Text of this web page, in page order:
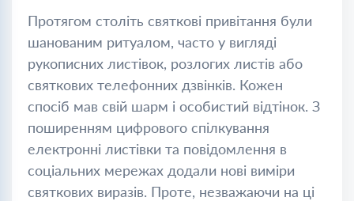
Протягом століть святкові привітання були
шанованим ритуалом, часто у вигляді
рукописних листівок, розлогих листів або
святкових телефонних дзвінків. Кожен
спосіб мав свій шарм і особистий відтінок. З
поширенням цифрового спілкування
електронні листівки та повідомлення в
соціальних мережах додали нові виміри
святкових виразів. Проте, незважаючи на ці